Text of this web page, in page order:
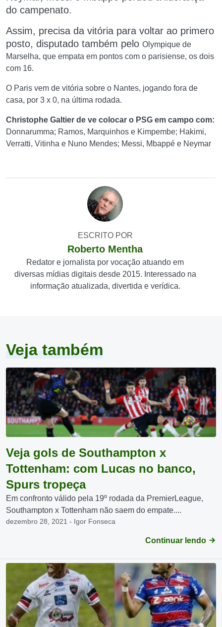
do campenato.
Assim, precisa da vitória para voltar ao primero
posto, disputado também pelo Olympique de
Marselha, que empata em pontos com o parisiense, os dois
com 16.
O Paris vem de vitória sobre o Nantes, jogando fora de
casa, por 3 x 0, na última rodada.
Christophe Galtier de ve colocar o PSG em campo com:
Donnarumma; Ramos, Marquinhos e Kimpembe; Hakimi,
Verratti, Vitinha e Nuno Mendes; Messi, Mbappé e Neymar
ESCRITO POR
Roberto Mentha
Redator e jornalista por vocação atuando em
diversas mídias digitais desde 2015. Interessado na
informação atualizada, divertida e verídica.
Veja também
Veja gols de Southampton x
Tottenham: com Lucas no banco,
Spurs tropeça
Em confronto válido pela 19º rodada da PremierLeague,
Southampton x Tottenham não saem do empate....
dezembro 28, 2021 - Igor Fonseca
Continuar lendo